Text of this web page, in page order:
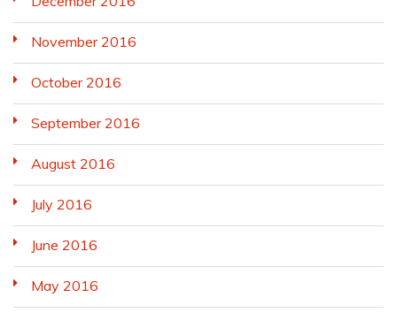
November 2016
October 2016
September 2016
August 2016
July 2016
June 2016
May 2016